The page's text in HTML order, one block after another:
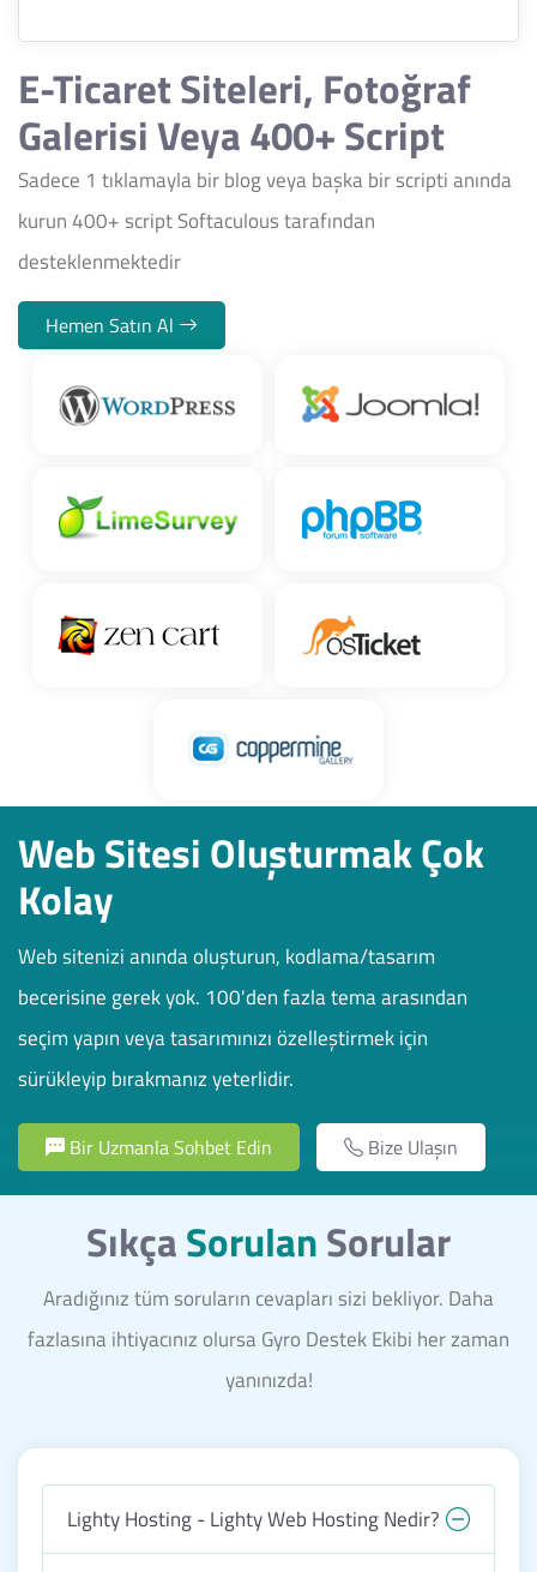
E-Ticaret Siteleri, Fotoğraf
Galerisi Veya 400+ Script
Sadece 1 tıklamayla bir blog veya başka bir scripti anında
kurun 400+ script Softaculous tarafından
desteklenmektedir
Hemen Satın Al
Web Sitesi Oluşturmak Çok
Kolay
Web sitenizi anında oluşturun, kodlama/tasarım
becerisine gerek yok. 100'den fazla tema arasından
seçim yapın veya tasarımınızı özelleştirmek için
sürükleyip bırakmanız yeterlidir.
Bir Uzmanla Sohbet Edin Bize Ulaşın
SıkçaSorulanSorular
Aradığınız tüm soruların cevapları sizi bekliyor. Daha
fazlasına ihtiyacınız olursa Gyro Destek Ekibi her zaman
yanınızda!
Lighty Hosting - Lighty Web Hosting Nedir?